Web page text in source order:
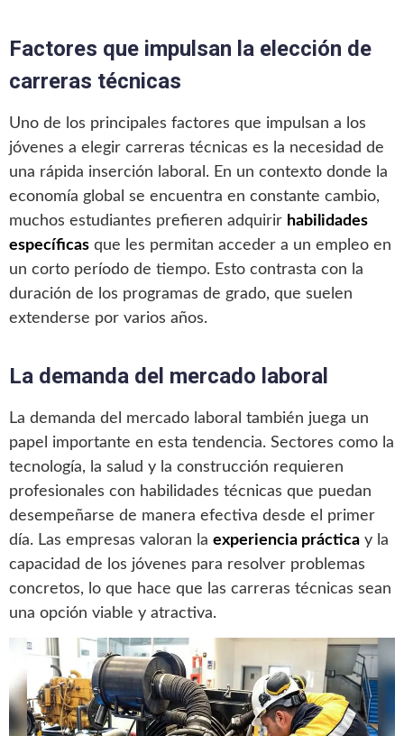
Factores que impulsan la elección de
carreras técnicas
Uno de los principales factores que impulsan a los
jóvenes a elegir carreras técnicas es la necesidad de
una rápida inserción laboral. En un contexto donde la
economía global se encuentra en constante cambio,
muchos estudiantes prefieren adquirir habilidades
específicas que les permitan acceder a un empleo en
un corto período de tiempo. Esto contrasta con la
duración de los programas de grado, que suelen
extenderse por varios años.
La demanda del mercado laboral
La demanda del mercado laboral también juega un
papel importante en esta tendencia. Sectores como la
tecnología, la salud y la construcción requieren
profesionales con habilidades técnicas que puedan
desempeñarse de manera efectiva desde el primer
día. Las empresas valoran la experiencia práctica y la
capacidad de los jóvenes para resolver problemas
concretos, lo que hace que las carreras técnicas sean
una opción viable y atractiva.